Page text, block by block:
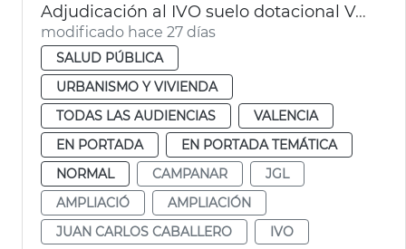
Adjudicación al IVO suelo dotacional València
modificado hace 27 días
SALUD PÚBLICA
URBANISMO Y VIVIENDA
TODAS LAS AUDIENCIAS
VALENCIA
EN PORTADA
EN PORTADA TEMÁTICA
NORMAL
CAMPANAR
JGL
AMPLIACIÓ
AMPLIACIÓN
JUAN CARLOS CABALLERO
IVO